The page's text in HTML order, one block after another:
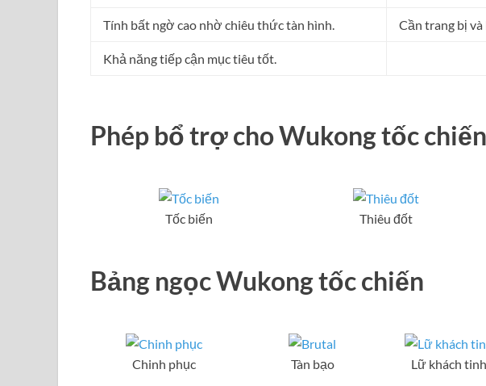
Tính bất ngờ cao nhờ chiêu thức tàn hình. Cần trang bị và
Khả năng tiếp cận mục tiêu tốt.
Phép bổ trợ cho Wukong tốc chiến
Tốc biến Thiêu đốt
Bảng ngọc Wukong tốc chiến
Chinh phục Tàn bạo Lữ khách